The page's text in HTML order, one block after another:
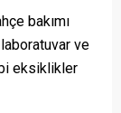
bakımı
ve
eksiklikler